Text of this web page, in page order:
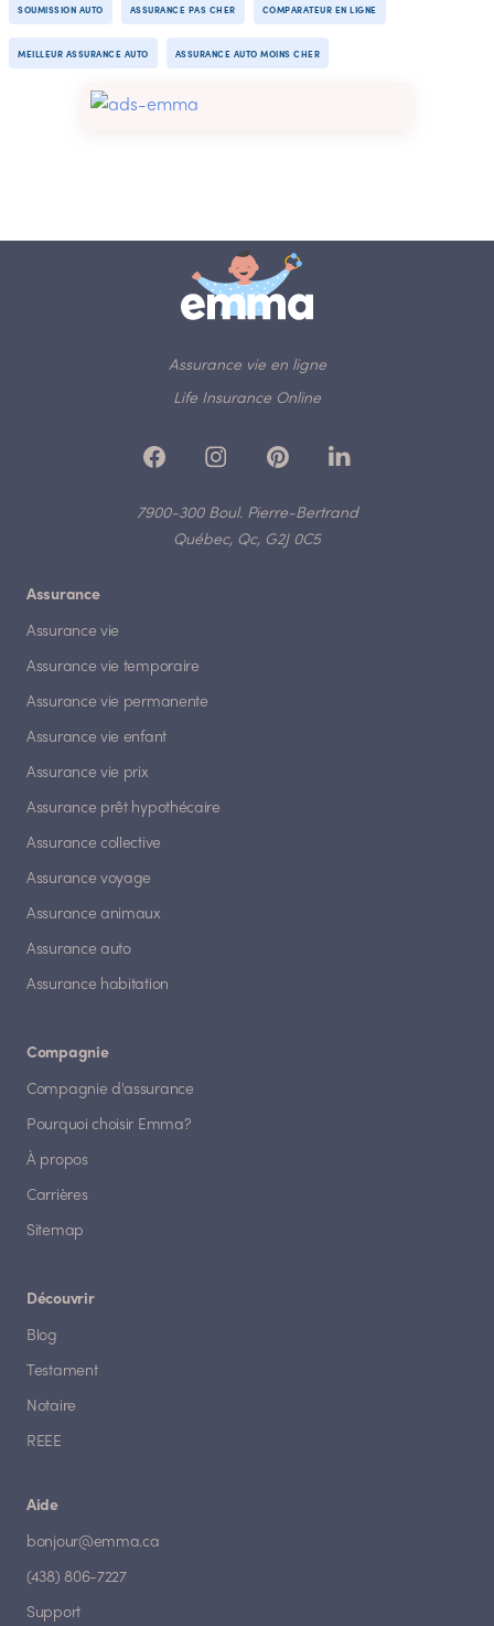
SOUMISSION AUTO ASSURANCE PAS CHER COMPARATEUR EN LIGNE
MEILLEUR ASSURANCE AUTO ASSURANCE AUTO MOINS CHER
Assurance vie en ligne
Life Insurance Online
7900-300 Boul. Pierre-Bertrand
Québec, Qc, G2J 0C5
Assurance
Assurance vie
Assurance vie temporaire
Assurance vie permanente
Assurance vie enfant
Assurance vie prix
Assurance prêt hypothécaire
Assurance collective
Assurance voyage
Assurance animaux
Assurance auto
Assurance habitation
Compagnie
Compagnie d'assurance
Pourquoi choisir Emma?
À propos
Carrières
Sitemap
Découvrir
Blog
Testament
Notaire
REEE
Aide
bonjour@emma.ca
(438) 806-7227
Support